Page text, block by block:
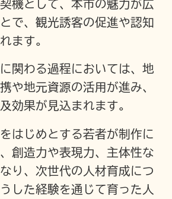
機として、本市の魅力が広
で、観光誘客の促進や認知
ます。
関わる過程においては、地
や地元資源の活用が進み、
効果が見込まれます。
はじめとする若者が制作に
創造力や表現力、主体性な
り、次世代の人材育成につ
した経験を通じて育った人